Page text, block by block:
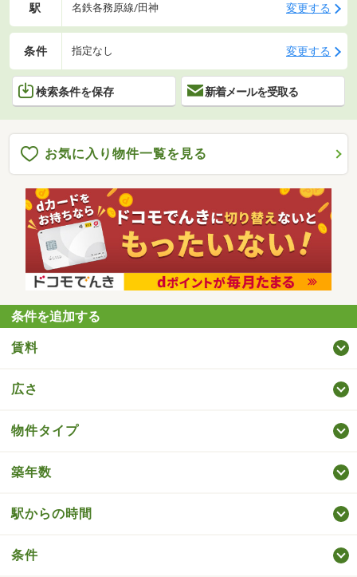
駅 名鉄各務原線/田神 変更する
条件 指定なし 変更する
検索条件を保存 新着メールを受取る
お気に入り物件一覧を見る
条件を追加する
賃料
広さ
物件タイプ
築年数
駅からの時間
条件